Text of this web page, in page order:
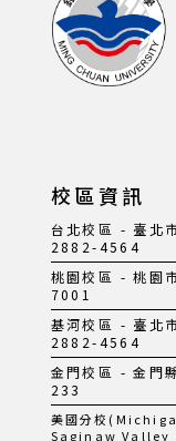
校區資訊
台北校區 - 臺北
2882-4564
桃園校區 - 桃園
7001
基河校區 - 臺北
2882-4564
金門校區 - 金門
233
美國分校
Saginaw